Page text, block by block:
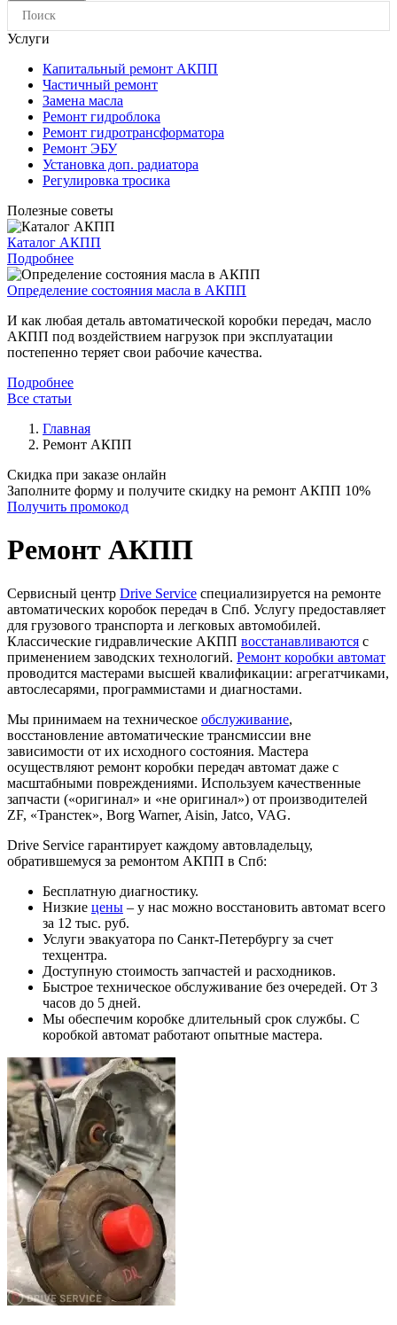
Услуги
Капитальный ремонт АКПП
Частичный ремонт
Замена масла
Ремонт гидроблока
Ремонт гидротрансформатора
Ремонт ЭБУ
Установка доп. радиатора
Регулировка тросика
Полезные советы
Каталог АКПП
Подробнее
Определение состояния масла в АКПП
И как любая деталь автоматической коробки передач, масло
АКПП под воздействием нагрузок при эксплуатации
постепенно теряет свои рабочие качества.
Подробнее
Все статьи
Главная
Ремонт АКПП
Скидка при заказе онлайн
Заполните форму и получите скидку на ремонт АКПП 10%
Получить промокод
Ремонт АКПП
Сервисный центр Drive Service специализируется на ремонте
автоматических коробок передач в Спб. Услугу предоставляет
для грузового транспорта и легковых автомобилей.
Классические гидравлические АКПП восстанавливаются с
применением заводских технологий. Ремонт коробки автомат
проводится мастерами высшей квалификации: агрегатчиками,
автослесарями, программистами и диагностами.
Мы принимаем на техническое обслуживание,
восстановление автоматические трансмиссии вне
зависимости от их исходного состояния. Мастера
осуществляют ремонт коробки передач автомат даже с
масштабными повреждениями. Используем качественные
запчасти («оригинал» и «не оригинал») от производителей
ZF, «Транстек», Borg Warner, Aisin, Jatco, VAG.
Drive Service гарантирует каждому автовладельцу,
обратившемуся за ремонтом АКПП в Спб:
Бесплатную диагностику.
Низкие цены – у нас можно восстановить автомат всего
за 12 тыс. руб.
Услуги эвакуатора по Санкт-Петербургу за счет
техцентра.
Доступную стоимость запчастей и расходников.
Быстрое техническое обслуживание без очередей. От 3
часов до 5 дней.
Мы обеспечим коробке длительный срок службы. С
коробкой автомат работают опытные мастера.